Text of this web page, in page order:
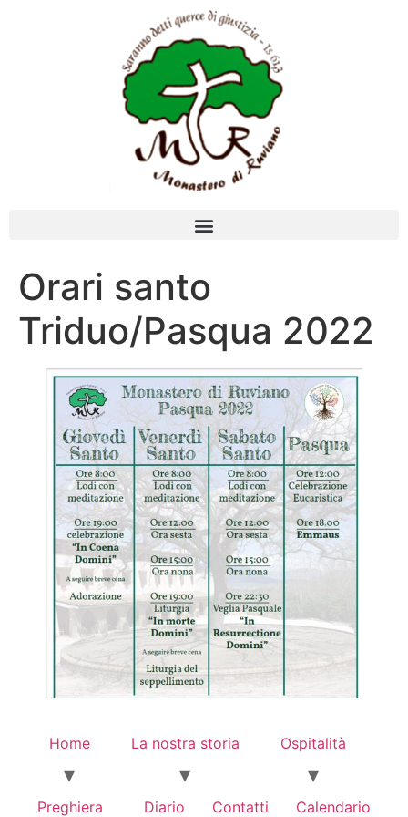
Orari santo
Triduo/Pasqua 2022
Home La nostra storia Ospitalità
Preghiera Diario Contatti Calendario